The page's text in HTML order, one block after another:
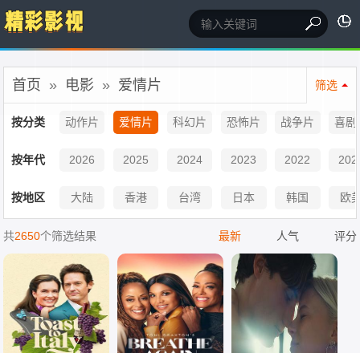
首页 » 电影 » 爱情片 筛选
按分类 动作片 爱情片 科幻片 恐怖片 战争片 喜剧
按年代 2026 2025 2024 2023 2022
按地区 大陆 香港 台湾 日本 韩国 欧
共2650个筛选结果 最新 人气 评分